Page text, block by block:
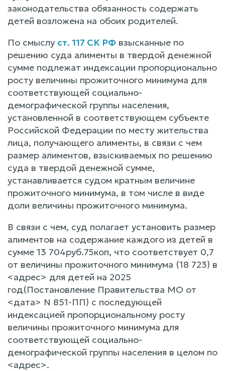
законодательства обязанность содержать
детей возложена на обоих родителей.
По смыслу ст. 117 СК РФ взысканные по
решению суда алименты в твердой денежной
сумме подлежат индексации пропорционально
росту величины прожиточного минимума для
соответствующей социально-
демографической группы населения,
установленной в соответствующем субъекте
Российской Федерации по месту жительства
лица, получающего алименты, в связи с чем
размер алиментов, взыскиваемых по решению
суда в твердой денежной сумме,
устанавливается судом кратным величине
прожиточного минимума, в том числе в виде
доли величины прожиточного минимума.
В связи с чем, суд полагает установить размер
алиментов на содержание каждого из детей в
сумме 13 704руб.75коп, что соответствует 0,7
от величины прожиточного минимума (18 723) в
<адрес> для детей на 2025
год(Постановление Правительства МО от
<дата> N 851-ПП) с последующей
индексацией пропорциональному росту
величины прожиточного минимума для
соответствующей социально-
демографической группы населения в целом по
<адрес>.